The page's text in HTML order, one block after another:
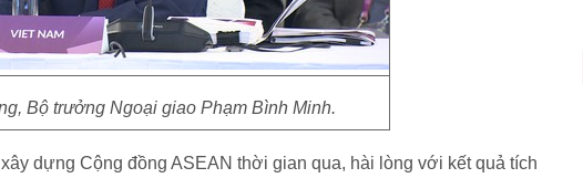
Bộ trưởng Ngoại giao Phạm Bình Minh.
dựng Cộng đồng ASEAN thời gian qua, hài lòng với kết quả tích